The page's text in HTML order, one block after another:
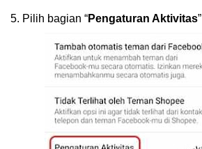
5. Pilih bagian “Pengaturan Aktivitas”